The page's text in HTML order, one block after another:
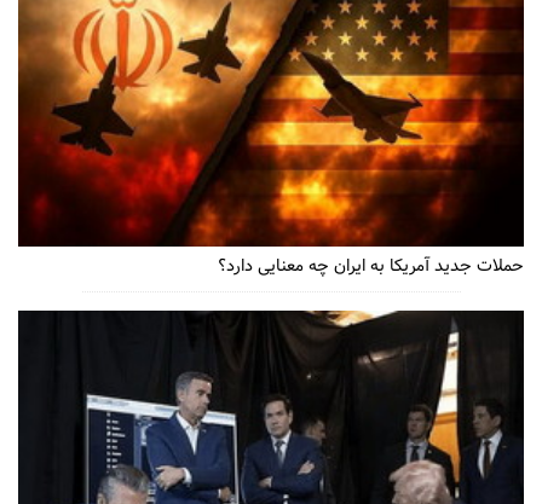
حملات جدید آمریکا به ایران چه معنایی دارد؟